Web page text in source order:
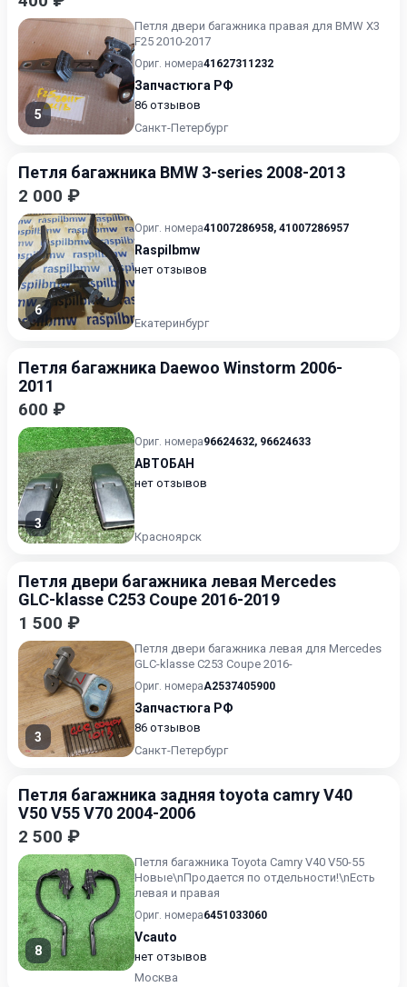
5
Петля двери багажника правая для BMW X3
F25 2010-2017
Ориг. номера41627311232
Запчастюга РФ
86 отзывов
Санкт-Петербург
Петля багажника BMW 3-series 2008-2013
2 000 ₽
6
Ориг. номера41007286958, 41007286957
Raspilbmw
нет отзывов
Екатеринбург
Петля багажника Daewoo Winstorm 2006-
2011
600 ₽
3
Ориг. номера96624632, 96624633
АВТОБАН
нет отзывов
Красноярск
Петля двери багажника левая Mercedes
GLC-klasse C253 Coupe 2016-2019
1 500 ₽
3
Петля двери багажника левая для Mercedes
GLC-klasse C253 Coupe 2016-
Ориг. номераA2537405900
Запчастюга РФ
86 отзывов
Санкт-Петербург
Петля багажника задняя toyota camry V40
V50 V55 V70 2004-2006
2 500 ₽
8
Петля багажника Toyota Camry V40 V50-55
Новые\nПродается по отдельности!\nЕсть
левая и правая
Ориг. номера6451033060
Vcauto
нет отзывов
Москва